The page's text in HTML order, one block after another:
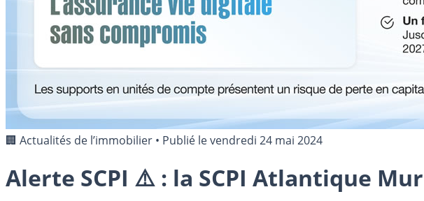
🏢 Actualités de l’immobilier • Publié levendredi 24 mai 2024
Alerte SCPI ⚠️ : la SCPI Atlantique